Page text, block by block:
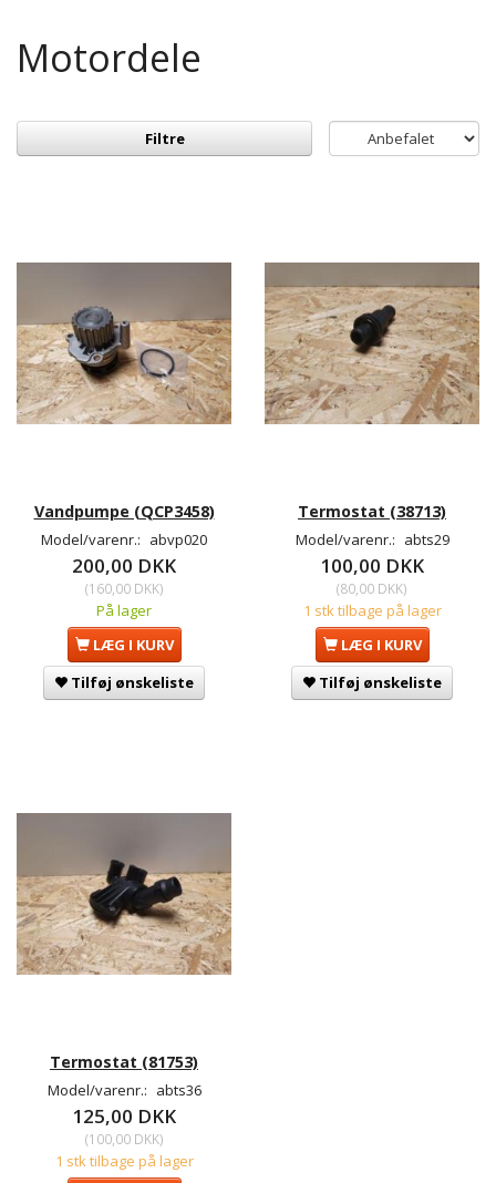
Motordele
Filtre
Vandpumpe (QCP3458)
Model/varenr.: abvp020
200,00 DKK
(160,00 DKK)
På lager
LÆG I KURV
Tilføj ønskeliste
Termostat (38713)
Model/varenr.: abts29
100,00 DKK
(80,00 DKK)
1 stk tilbage på lager
LÆG I KURV
Tilføj ønskeliste
Termostat (81753)
Model/varenr.: abts36
125,00 DKK
(100,00 DKK)
1 stk tilbage på lager